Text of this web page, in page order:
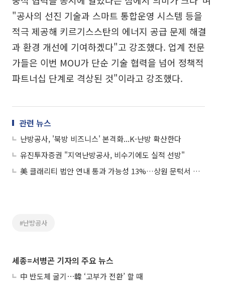
"공사의 선진 기술과 스마트 통합운영 시스템 등을
적극 제공해 키르기스스탄의 에너지 공급 문제 해결
과 환경 개선에 기여하겠다"고 강조했다. 업계 전문
가들은 이번 MOU가 단순 기술 협력을 넘어 정책적
파트너십 단계로 격상된 것"이라고 강조했다.
관련 뉴스
난방공사, '북방 비즈니스' 본격화...K-난방 확산한다
유진투자증권 "지역난방공사, 비수기에도 실적 선방"
美 클래리티 법안 연내 통과 가능성 13%…상원 문턱서 제동
#난방공사
세종=서병곤 기자의 주요 뉴스
中 반도체 굴기⋯韓 ‘고부가 전환’ 할 때